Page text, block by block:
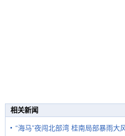
相关新闻
“海马”夜闯北部湾 桂南局部暴雨大